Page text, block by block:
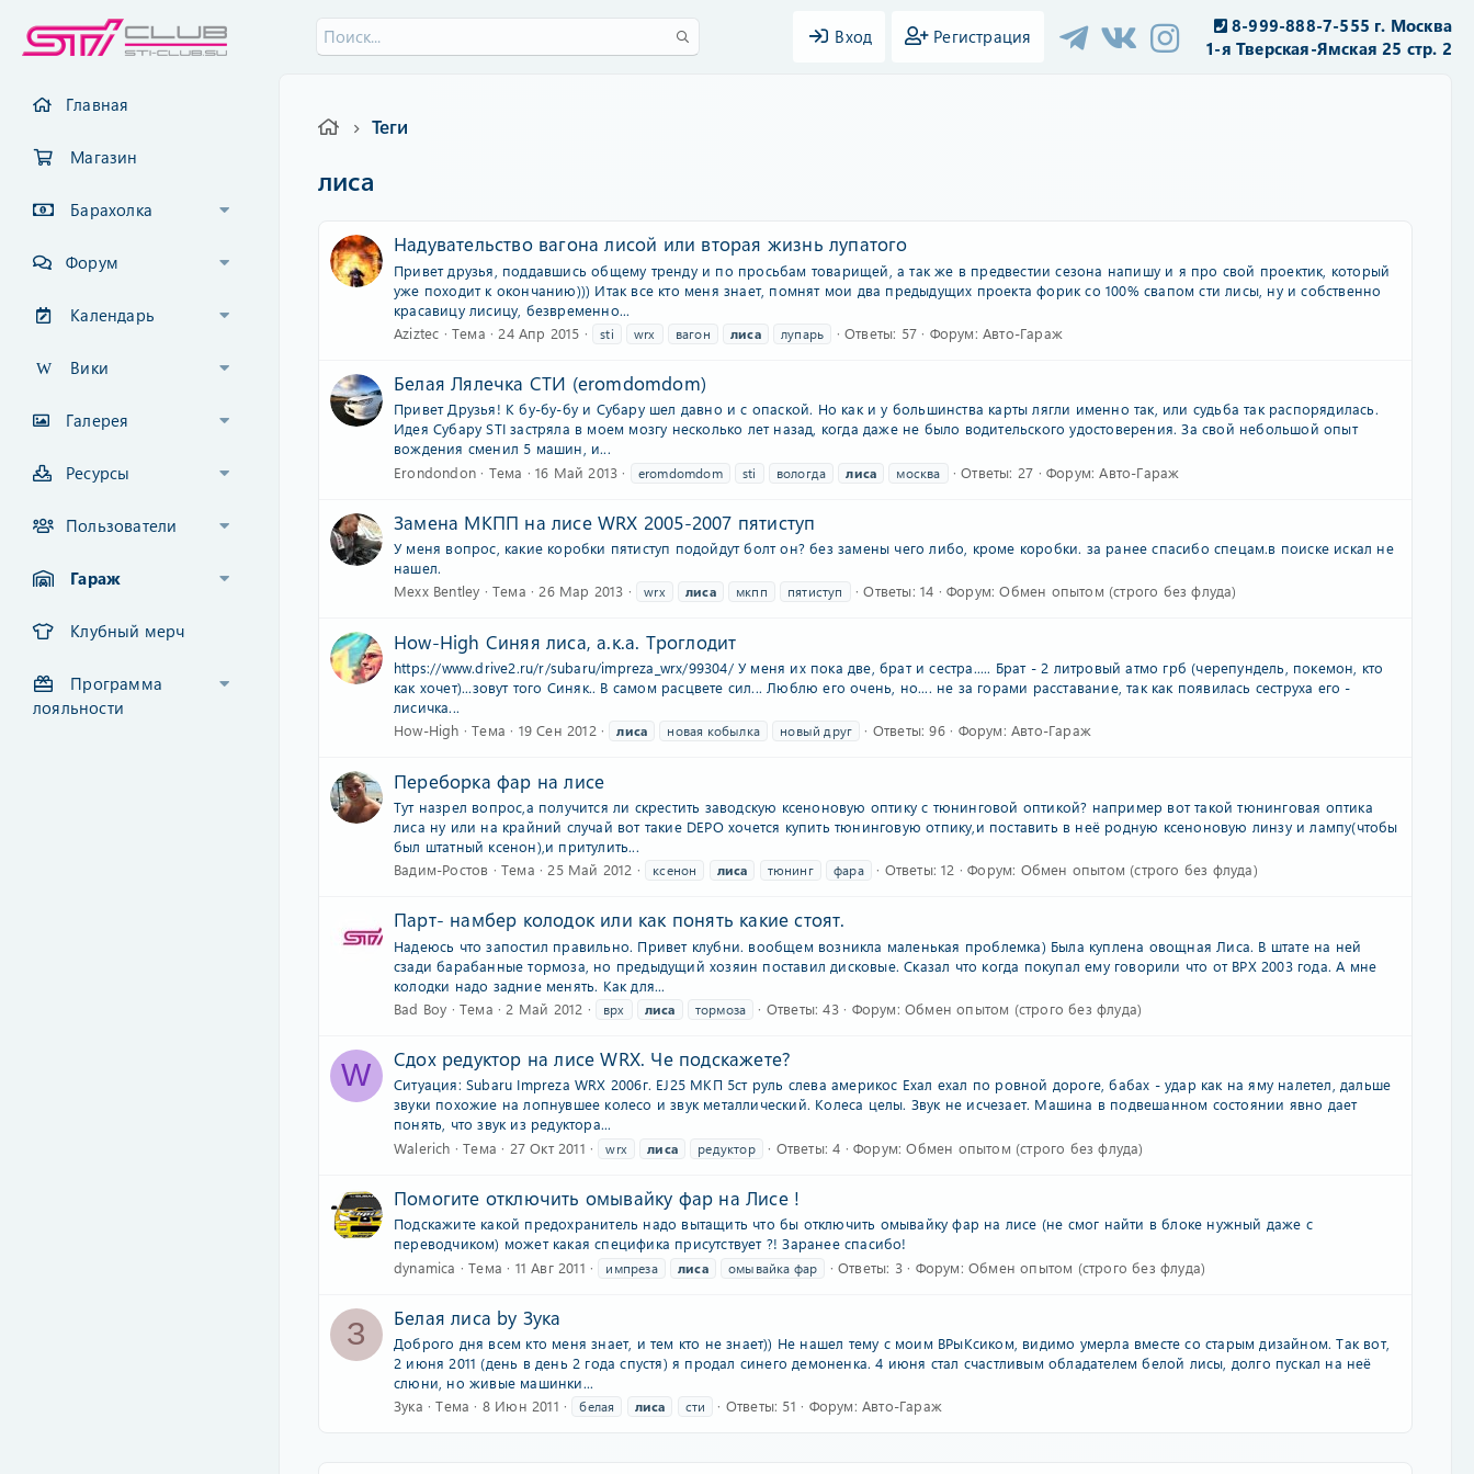
Вход Регистрация
8-999-888-7-555 г. Москва
1-я Тверская-Ямская 25 стр. 2
Главная
Магазин
Барахолка
Форум
Календарь
Вики
Галерея
Ресурсы
Пользователи
Гараж
Клубный мерч
Программа
лояльности
Теги
лиса
Надувательство вагона лисой или вторая жизнь лупатого
Привет друзья, поддавшись общему тренду и по просьбам товарищей, а так же в предвестии сезона напишу и я про свой проектик, который
уже походит к окончанию))) Итак все кто меня знает, помнят мои два предыдущих проекта форик со 100% свапом сти лисы, ну и собственно
красавицу лисицу, безвременно...
Aziztec
Тема 24 Апр 2015 sti wrx вагон лиса лупарь Ответы: 57 Форум: Авто-Гараж
Белая Лялечка СТИ (eromdomdom)
Привет Друзья! К бу-бу-бу и Субару шел давно и с опаской. Но как и у большинства карты лягли именно так, или судьба так распорядилась.
Идея Субару STI застряла в моем мозгу несколько лет назад, когда даже не было водительского удостоверения. За свой небольшой опыт
вождения сменил 5 машин, и...
Erondondon
Тема 16 Май 2013 eromdomdom sti вологда лиса москва Ответы: 27 Форум:Авто-Гараж
Замена МКПП на лисе WRX 2005-2007 пятиступ
У меня вопрос, какие коробки пятиступ подойдут болт он? без замены чего либо, кроме коробки. за ранее спасибо спецам.в поиске искал не
нашел.
Mexx Bentley
Тема 26 Мар 2013 wrx лиса мкпп пятиступ Ответы: 14 Форум:Обмен опытом (строго без флуда)
How-High Синяя лиса, а.к.а. Троглодит
https://www.drive2.ru/r/subaru/impreza_wrx/99304/ У меня их пока две, брат и сестра..... Брат - 2 литровый атмо грб (черепундель, покемон, кто
как хочет)...зовут того Синяк.. В самом расцвете сил... Люблю его очень, но.... не за горами расставание, так как появилась сеструха его -
лисичка...
How-High
Тема 19 Сен 2012 лиса новая кобылка новый друг Ответы: 96 Форум: Авто-Гараж
Переборка фар на лисе
Тут назрел вопрос,а получится ли скрестить заводскую ксеноновую оптику с тюнинговой оптикой? например вот такой тюнинговая оптика
лиса ну или на крайний случай вот такие DEPO хочется купить тюнинговую отпику,и поставить в неё родную ксеноновую линзу и лампу(чтобы
был штатный ксенон),и притулить...
Вадим-Ростов
Тема 25 Май 2012 ксенон лиса тюнинг фара Ответы: 12 Форум: Обмен опытом (строго без флуда)
Парт- намбер колодок или как понять какие стоят.
Надеюсь что запостил правильно. Привет клубни. вообщем возникла маленькая проблемка) Была куплена овощная Лиса. В штате на ней
сзади барабанные тормоза, но предыдущий хозяин поставил дисковые. Сказал что когда покупал ему говорили что от ВРХ 2003 года. А мне
колодки надо задние менять. Как для...
Bad Boy
Тема 2 Май 2012 врх лиса тормоза Ответы: 43 Форум: Обмен опытом (строго без флуда)
W Сдох редуктор на лисе WRX. Че подскажете?
Ситуация: Subaru Impreza WRX 2006г. EJ25 МКП 5ст руль слева америкос Ехал ехал по ровной дороге, бабах - удар как на яму налетел, дальше
звуки похожие на лопнувшее колесо и звук металлический. Колеса целы. Звук не исчезает. Машина в подвешанном состоянии явно дает
понять, что звук из редуктора...
Walerich
Тема 27 Окт 2011 wrx лиса редуктор Ответы: 4 Форум:Обмен опытом (строго без флуда)
Помогите отключить омывайку фар на Лисе !
Подскажите какой предохранитель надо вытащить что бы отключить омывайку фар на лисе (не смог найти в блоке нужный даже с
переводчиком) может какая специфика присутствует ?! Заранее спасибо!
dynamica
Тема 11 Авг 2011 импреза лиса омывайка фар Ответы: 3 Форум: Обмен опытом (строго без флуда)
З Белая лиса by Зука
Доброго дня всем кто меня знает, и тем кто не знает)) Не нашел тему с моим ВРыКсиком, видимо умерла вместе со старым дизайном. Так вот,
2 июня 2011 (день в день 2 года спустя) я продал синего демоненка. 4 июня стал счастливым обладателем белой лисы, долго пускал на неё
слюни, но живые машинки...
Зука
Тема 8 Июн 2011 белая лиса сти Ответы: 51 Форум: Авто-Гараж